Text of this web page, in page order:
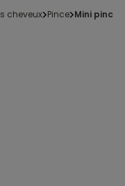
cheveux pince mini